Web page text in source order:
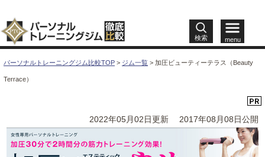
検索 menu
パーソナルトレーニングジム比較TOP > ジム一覧 > 加圧ビューティーテラス（Beauty
Terrace）
2022年05月02日更新 2017年08月08日公開